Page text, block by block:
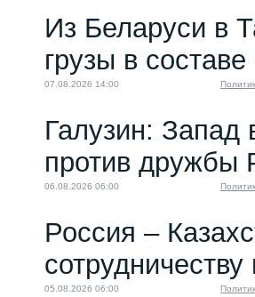
Из Беларуси в
грузы в
07.08.2026 14:00
Галузин: Запад
против дружбы
06.08.2026 06:00
Россия –
05.08.2026 06:00